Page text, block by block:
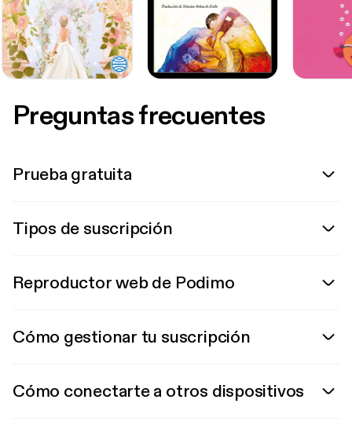
Preguntas frecuentes
Prueba gratuita
Tipos de suscripción
Reproductor web de Podimo
Cómo gestionar tu suscripción
Cómo conectarte a otros dispositivos